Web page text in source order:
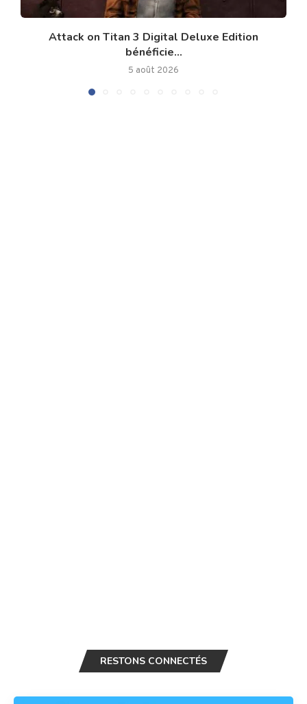
Attack on Titan 3 Digital Deluxe Edition
bénéficie...
5 août 2026
RESTONS CONNECTÉS